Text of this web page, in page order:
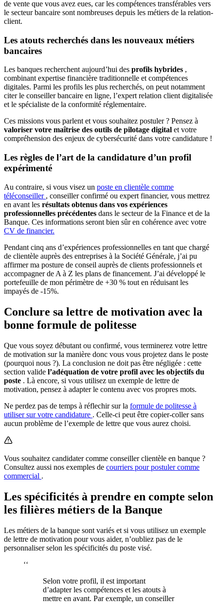
de vente que vous avez eues, car les compétences transférables vers
le secteur bancaire sont nombreuses depuis les métiers de la relation-
client.
Les atouts recherchés dans les nouveaux métiers
bancaires
Les banques recherchent aujourd’hui des profils hybrides ,
combinant expertise financière traditionnelle et compétences
digitales. Parmi les profils les plus recherchés, on peut notamment
citer le conseiller bancaire en ligne, l’expert relation client digitalisée
et le spécialiste de la conformité réglementaire.
Ces missions vous parlent et vous souhaitez postuler ? Pensez à
valoriser votre maîtrise des outils de pilotage digital et votre
compréhension des enjeux de cybersécurité dans votre candidature !
Les règles de l’art de la candidature d’un profil
expérimenté
Au contraire, si vous visez un poste en clientèle comme
téléconseiller , conseiller confirmé ou expert financier, vous mettrez
en avant les résultats obtenus dans vos expériences
professionnelles précédentes dans le secteur de la Finance et de la
Banque. Ces informations seront bien sûr en cohérence avec votre
CV de financier.
Pendant cinq ans d’expériences professionnelles en tant que chargé
de clientèle auprès des entreprises à la Société Générale, j’ai pu
affirmer ma posture de conseil auprès de clients professionnels et
accompagner de A à Z les plans de financement. J’ai développé le
portefeuille de mon périmètre de +30 % tout en réduisant les
impayés de -15%.
Conclure sa lettre de motivation avec la
bonne formule de politesse
Que vous soyez débutant ou confirmé, vous terminerez votre lettre
de motivation sur la manière donc vous vous projetez dans le poste
(pourquoi nous ?). La conclusion ne doit pas être négligée : cette
section valide l’adéquation de votre profil avec les objectifs du
poste . Là encore, si vous utilisez un exemple de lettre de
motivation, pensez à adapter le contenu avec vos propres mots.
Ne perdez pas de temps à réflechir sur la formule de politesse à
utiliser sur votre candidature . Celle-ci peut être copier-coller sans
aucun problème de l’exemple de lettre que vous aurez choisi.
Vous souhaitez candidater comme conseiller clientèle en banque ?
Consultez aussi nos exemples de courriers pour postuler comme
commercial .
Les spécificités à prendre en compte selon
les filières métiers de la Banque
Les métiers de la banque sont variés et si vous utilisez un exemple
de lettre de motivation pour vous aider, n’oubliez pas de le
personnaliser selon les spécificités du poste visé.
‘‘
Selon votre profil, il est important
d’adapter les compétences et les atouts à
mettre en avant. Par exemple, un conseiller